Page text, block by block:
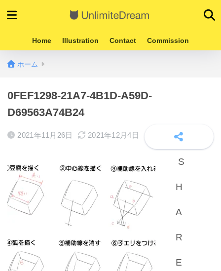
Home Illustration Contact Commission
ホーム
0FEF1298-21A7-4B1D-A59D-
D69563A74B24
2021年11月26日 2021年12月4日